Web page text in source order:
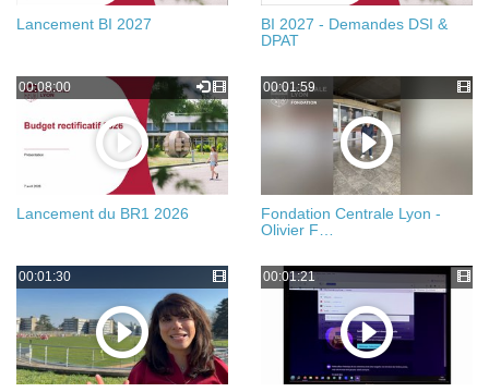
Lancement BI 2027
BI 2027 - Demandes DSI &
DPAT
00:08:00
Lancement du BR1 2026
00:01:59
Fondation Centrale Lyon -
Olivier F…
00:01:30 00:01:21